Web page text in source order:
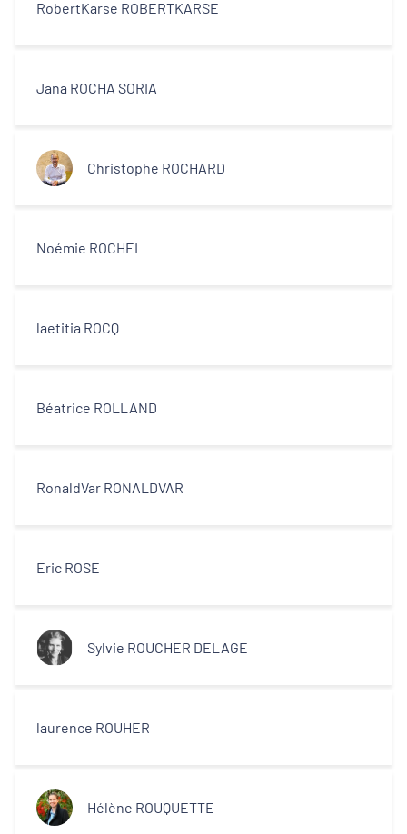
RobertKarse ROBERTKARSE
Jana ROCHA SORIA
Christophe ROCHARD
Noémie ROCHEL
laetitia ROCQ
Béatrice ROLLAND
RonaldVar RONALDVAR
Eric ROSE
Sylvie ROUCHER DELAGE
laurence ROUHER
Hélène ROUQUETTE